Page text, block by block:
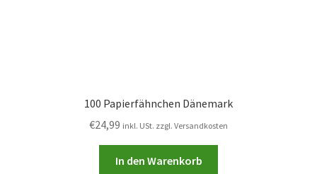
100 Papierfähnchen Dänemark
€24,99 inkl. USt. zzgl. Versandkosten
In den Warenkorb